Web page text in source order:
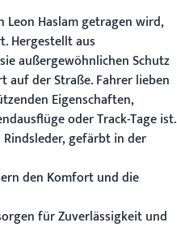
Leon Haslam getragen wird,
Hergestellt aus
außergewöhnlichen Schutz
der Straße. Fahrer lieben
Eigenschaften,
oder Track-Tage ist.
Rindsleder, gefärbt in der
den Komfort und die
für Zuverlässigkeit und